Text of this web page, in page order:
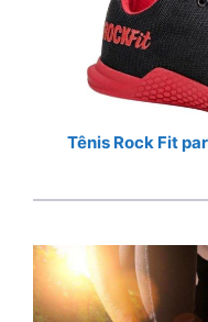
Tênis Rock Fit